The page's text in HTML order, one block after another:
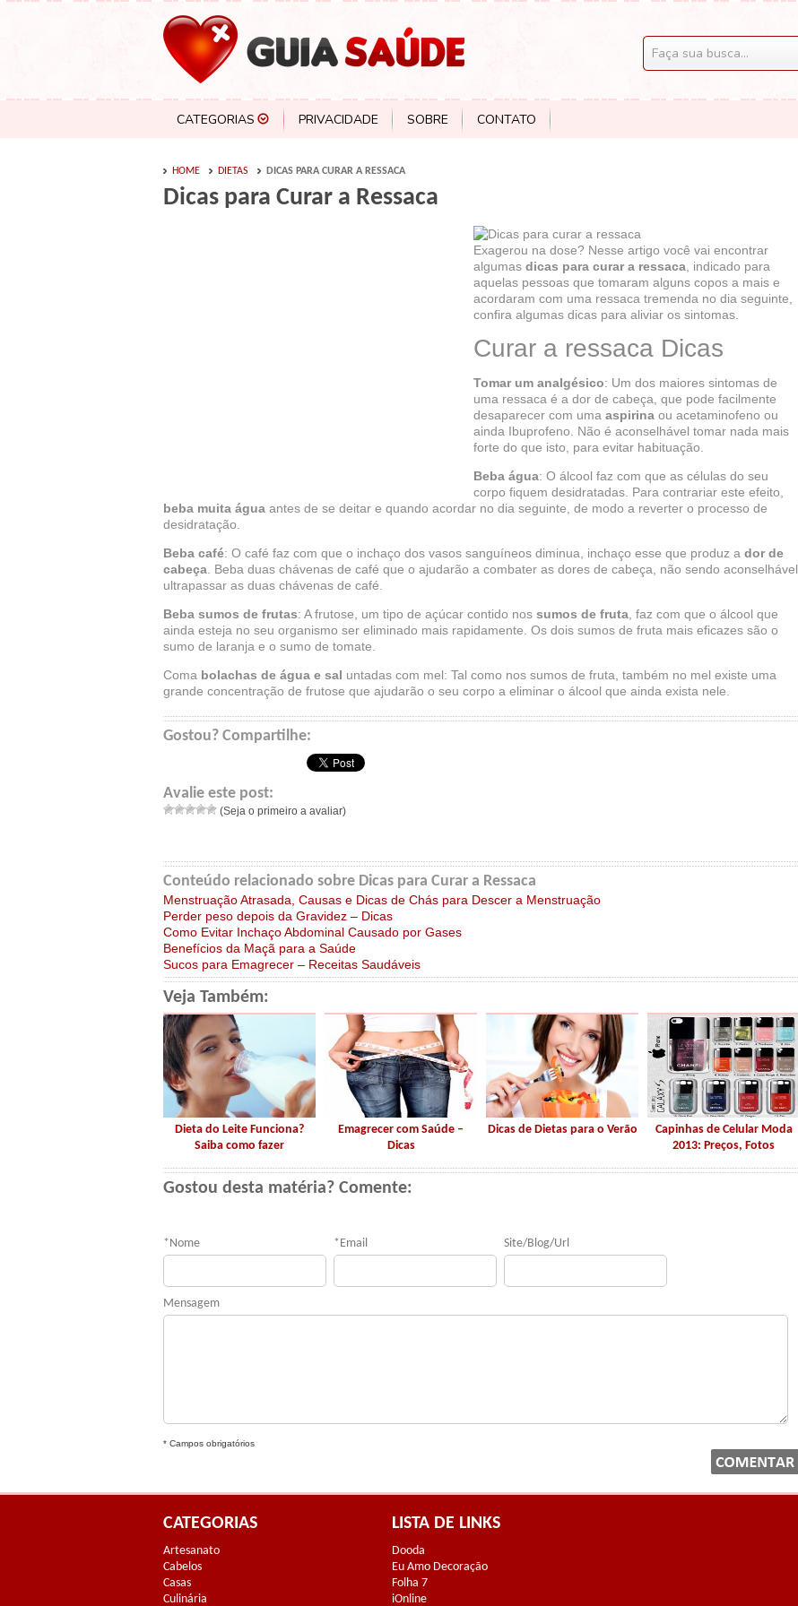
CATEGORIAS PRIVACIDADE SOBRE CONTATO
HOME DIETAS DICAS PARA CURAR A RESSACA
Dicas para Curar a Ressaca
Exagerou na dose? Nesse artigo você vai encontrar
algumas dicas para curar a ressaca , indicado para
aquelas pessoas que tomaram alguns copos a mais e
acordaram com uma ressaca tremenda no dia seguinte,
confira algumas dicas para aliviar os sintomas.
Curar a ressaca Dicas
Tomar um analgésico: Um dos maiores sintomas de
uma ressaca é a dor de cabeça, que pode facilmente
desaparecer com uma aspirina ou acetaminofeno ou
ainda Ibuprofeno. Não é aconselhável tomar nada mais
forte do que isto, para evitar habituação.
Beba água: O álcool faz com que as células do seu
corpo fiquem desidratadas. Para contrariar este efeito,
beba muita água antes de se deitar e quando acordar no dia seguinte, de modo a reverter o processo de
desidratação.
Beba café: O café faz com que o inchaço dos vasos sanguíneos diminua, inchaço esse que produz a dor de
cabeça . Beba duas chávenas de café que o ajudarão a combater as dores de cabeça, não sendo aconselhável
ultrapassar as duas chávenas de café.
Beba sumos de frutas: A frutose, um tipo de açúcar contido nos sumos de fruta , faz com que o álcool que
ainda esteja no seu organismo ser eliminado mais rapidamente. Os dois sumos de fruta mais eficazes são o
sumo de laranja e o sumo de tomate.
Coma bolachas de água e sal untadas com mel: Tal como nos sumos de fruta, também no mel existe uma
grande concentração de frutose que ajudarão o seu corpo a eliminar o álcool que ainda exista nele.
Gostou? Compartilhe:
Avalie este post:
(Seja o primeiro a avaliar)
Conteúdo relacionado sobre Dicas para Curar a Ressaca
Menstruação Atrasada, Causas e Dicas de Chás para Descer a Menstruação
Perder peso depois da Gravidez – Dicas
Como Evitar Inchaço Abdominal Causado por Gases
Benefícios da Maçã para a Saúde
Sucos para Emagrecer – Receitas Saudáveis
Veja Também:
Dieta do Leite Funciona?
Saiba como fazer
Emagrecer com Saúde –
Dicas
Dicas de Dietas para o Verão
Capinhas de Celular Moda
2013: Preços, Fotos
Gostou desta matéria? Comente:
* Nome * Email Site/Blog/Url
Mensagem
* Campos obrigatórios
CATEGORIAS
Artesanato
Cabelos
Casas
Culinária
LISTA DE LINKS
Dooda
Eu Amo Decoração
Folha 7
iOnline